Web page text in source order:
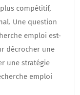
compétitif,
Une question
emploi est-
décrocher une
une stratégie
emploi